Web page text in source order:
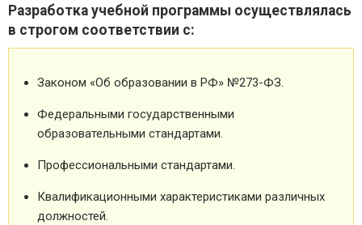
Разработка учебной программы осуществлялась
в строгом соответствии с:
Законом «Об образовании в РФ» №273-ФЗ.
Федеральными государственными
образовательными стандартами.
Профессиональными стандартами.
Квалификационными характеристиками различных
должностей.